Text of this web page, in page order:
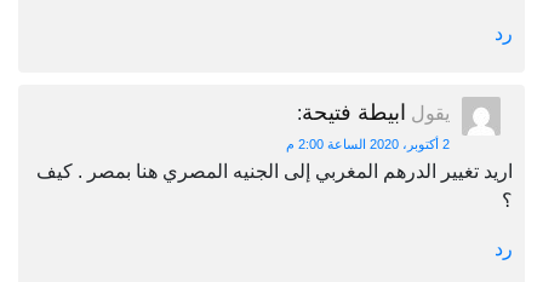
رد
يقول ابيطة فتيحة:
2 أكتوبر، 2020 الساعة 2:00 م
اريد تغيير الدرهم المغربي إلى الجنيه المصري هنا بمصر . كيف
؟
رد